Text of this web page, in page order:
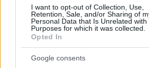
I want to opt-out of Collection, Use,
Retention, Sale, and/or Sharing of
Personal Data that Is Unrelated with
Purposes for which it was collected.
Opted In
Google consents